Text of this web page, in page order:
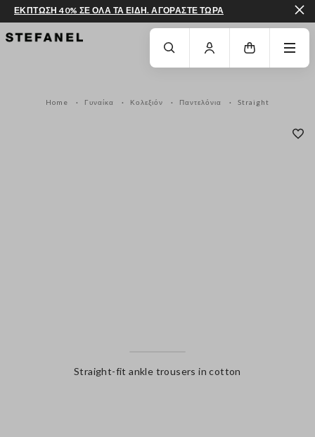
ΜΕΤΆΒΑΣΗ ΣΤΟ ΚΎΡΙΟ ΠΕΡΙΕΧΌΜΕΝΟΚΑΤΕΒΕΊΤΕ ΣΤΟ ΚΆΤΩ ΜΈΡΟΣ
ΕΚΠΤΩΣΗ 40% ΣΕ ΟΛΑ ΤΑ ΕΙΔΗ. ΑΓΟΡΑΣΤΕ ΤΩΡΑ
Home Γυναίκα Κολεξιόν Παντελόνια Straight
Straight-fit ankle trousers in cotton